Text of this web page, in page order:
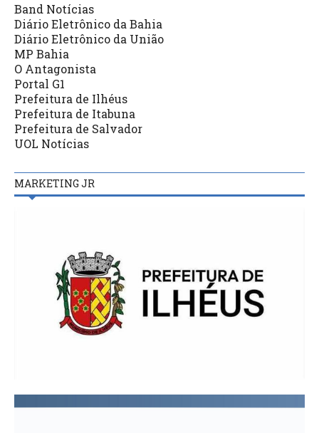
Band Notícias
Diário Eletrônico da Bahia
Diário Eletrônico da União
MP Bahia
O Antagonista
Portal G1
Prefeitura de Ilhéus
Prefeitura de Itabuna
Prefeitura de Salvador
UOL Notícias
MARKETING JR